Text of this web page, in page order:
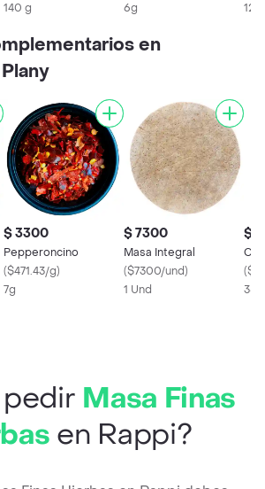
140 g
6g
120
en
$ 3300
Pepperoncino
($471.43/g)
7g
$ 7300
Masa Integral
($7300/und)
1 Und
$
(
35
Masa Finas
en Rappi?